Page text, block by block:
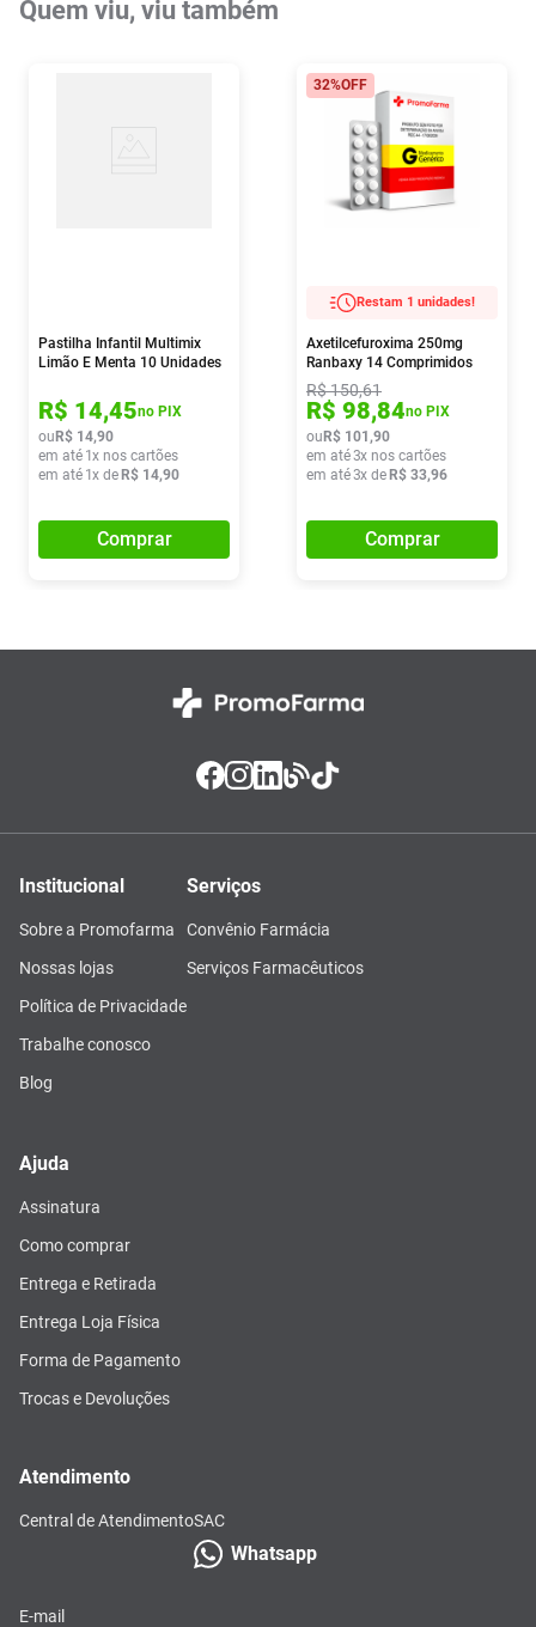
Quem viu, viu também
Pastilha Infantil Multimix
Limão E Menta 10 Unidades
R$ 14,45no PIX
ou R$ 14,90
em até 1x nos cartões
em até 1x de R$ 14,90
Comprar
32%OFF
Restam 1 unidades!
Axetilcefuroxima 250mg
Ranbaxy 14 Comprimidos
R$150,61
R$ 98,84no PIX
ou R$ 101 ,90
em até3x nos cartões
em até3x de R$ 33,96
Comprar
Institucional
Sobre a Promofarma
Nossas lojas
Política de Privacidade
Trabalhe conosco
Blog
Serviços
Convênio Farmácia
Serviços Farmacêuticos
Ajuda
Assinatura
Como comprar
Entrega e Retirada
Entrega Loja Física
Forma de Pagamento
Trocas e Devoluções
Atendimento
Central de AtendimentoSAC
Whatsapp
E-mail